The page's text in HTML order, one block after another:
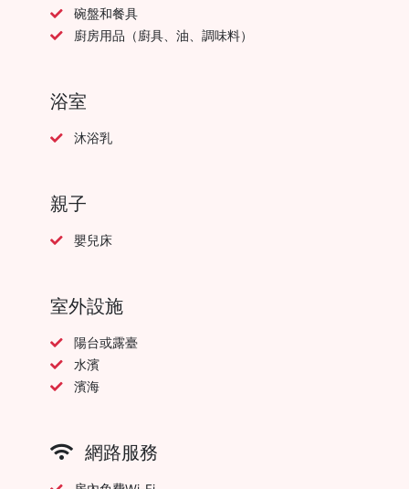
碗盤和餐具
廚房用品（廚具、油、調味料）
浴室
沐浴乳
親子
嬰兒床
室外設施
陽台或露臺
水濱
濱海
網路服務